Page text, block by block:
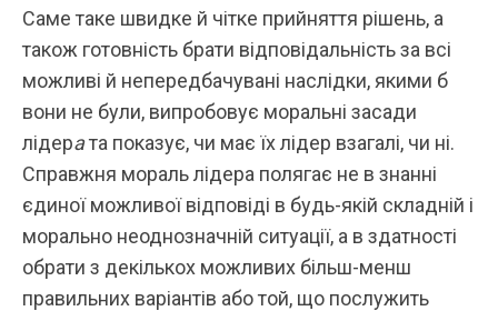
Саме таке швидке й чітке прийняття рішень, а
також готовність брати відповідальність за всі
можливі й непередбачувані наслідки, якими б
вони не були, випробовує моральні засади
лідерата показує, чи має їх лідер взагалі, чи ні.
Справжня мораль лідера полягає не в знанні
єдиної можливої відповіді в будь-якій складній і
морально неоднозначній ситуації, а в здатності
обрати з декількох можливих більш-менш
правильних варіантів або той, що послужить